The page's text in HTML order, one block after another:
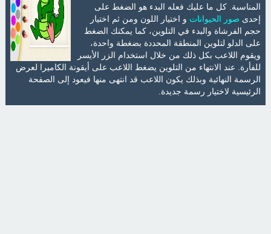
المناسبة. كل ما عليك فعله البدء هو الضغط على
إحدى صور الحيوانات و اختيار اللون ومن ثم اختيار
حجم الفرشاة والبدء في التلوين، كما يمكنك الضغط
على الدلو لتلوين المنطقة المحددة بضغطة واحدة،
ويقوم اللاعب بكل ذلك من خلال استخدام الزر الأيسر
للفأرة. عند الانتهاء من التلوين يضغط اللاعب على أيقونة الكاميرا لعرض
الرسمة النهائية وبذلك يكون اللاعب قد انتهى منها فيعود إلى الصفحة
الرئيسية لاختيار رسمة جديدة.